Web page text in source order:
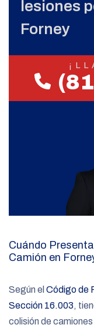
lesiones
Forney
Cuándo
Camión en
Según el Código de
Sección 16.003,
colisión de